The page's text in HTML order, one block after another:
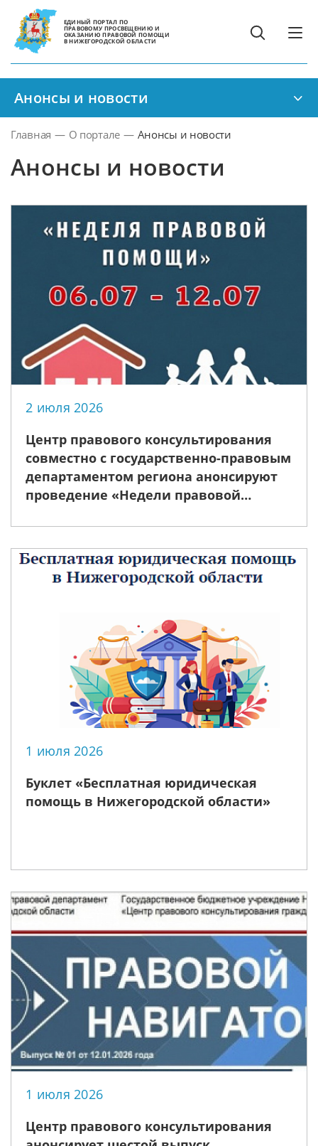
ЕДИНЫЙ ПОРТАЛ ПО
ПРАВОВОМУ ПРОСВЕЩЕНИЮ И
ОКАЗАНИЮ ПРАВОВОЙ ПОМОЩИ
В НИЖЕГОРОДСКОЙ ОБЛАСТИ
Анонсы и новости
Главная — О портале — Анонсы и новости
Анонсы и новости
2 июля 2026
Центр правового консультирования
совместно с государственно-правовым
департаментом региона анонсируют
проведение «Недели правовой
семьи, любви и верности
1 июля 2026
Буклет «Бесплатная юридическая
помощь в Нижегородской области»
1 июля 2026
Центр правового консультирования